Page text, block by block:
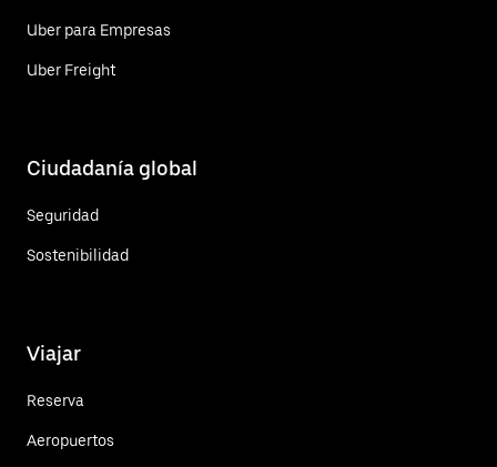
Uber para Empresas
Uber Freight
Ciudadanía global
Seguridad
Sostenibilidad
Viajar
Reserva
Aeropuertos